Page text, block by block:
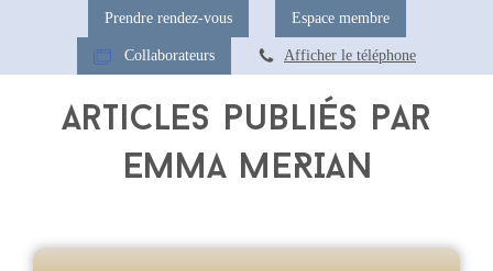
Prendre rendez-vous Espace membre
Collaborateurs Afficher le téléphone
Articles publiés par
Emma MERIAN